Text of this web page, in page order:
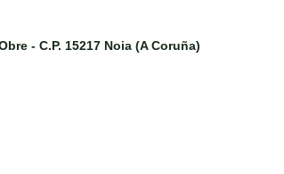
- C.P. 15217 Noia (A Coruña)